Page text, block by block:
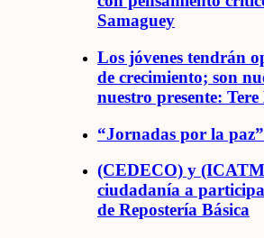
Samaguey
Los jóvenes tendrán
de crecimiento; son
nuestro presente:
“Jornadas por la
(CEDECO) y
ciudadanía a
de Repostería Básica